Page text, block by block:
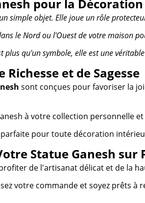
pour la
simple objet. Elle joue un rôle
le Nord ou l'Ouest de votre maison
plus qu'un symbole, elle est une
Richesse et de Sagesse
sont conçues pour favoriser la
à votre collection personnelle
pour toute décoration
Statue Ganesh
de l'artisanat délicat et de la
votre commande et soyez prêts